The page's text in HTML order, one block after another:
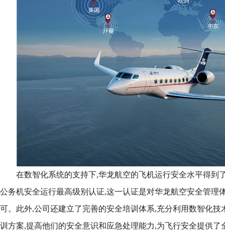
在数智化系统的支持下,华龙航空的飞机运行安全水平得到
公务机安全运行最高级别认证,这一认证是对华龙航空安全管理
可。此外,公司还建立了完善的安全培训体系,充分利用数智化技
训方案,提高他们的安全意识和应急处理能力,为飞行安全提供了